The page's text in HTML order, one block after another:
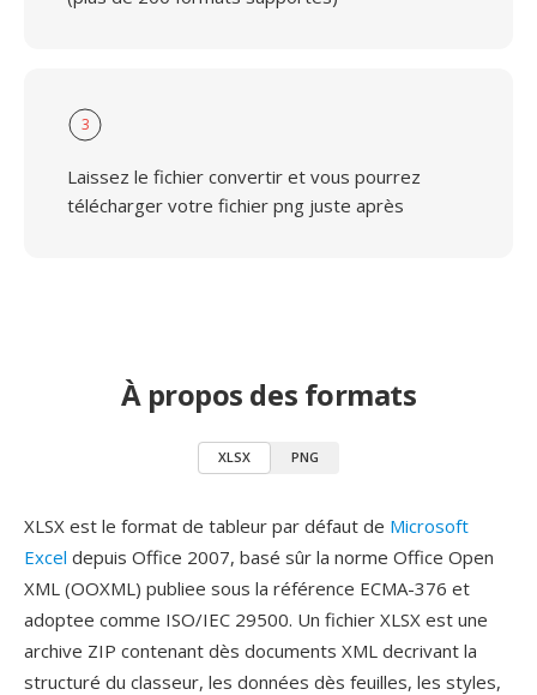
3
Laissez le fichier convertir et vous pourrez
télécharger votre fichier png juste après
À propos des formats
XLSX PNG
XLSX est le format de tableur par défaut de Microsoft
Excel depuis Office 2007, basé sûr la norme Office Open
XML (OOXML) publiee sous la référence ECMA-376 et
adoptee comme ISO/IEC 29500. Un fichier XLSX est une
archive ZIP contenant dès documents XML decrivant la
structuré du classeur, les données dès feuilles, les styles,